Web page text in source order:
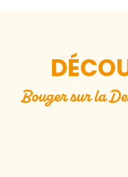
Bouger sur la